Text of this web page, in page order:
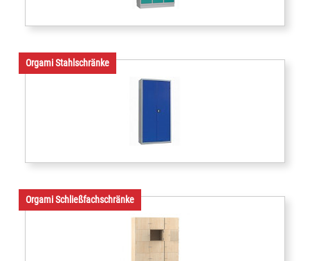
Orgami Stahlschränke
Orgami Schließfachschränke